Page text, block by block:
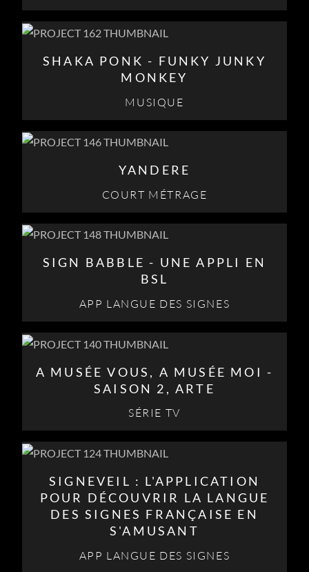
SHAKA PONK - FUNKY JUNKY
MONKEY
MUSIQUE
YANDERE
COURT MÉTRAGE
SIGN BABBLE - UNE APPLI EN
BSL
APP LANGUE DES SIGNES
A MUSÉE VOUS, A MUSÉE MOI -
SAISON 2, ARTE
SÉRIE TV
SIGNEVEIL : L'APPLICATION
POUR DÉCOUVRIR LA LANGUE
DES SIGNES FRANÇAISE EN
S'AMUSANT
APP LANGUE DES SIGNES